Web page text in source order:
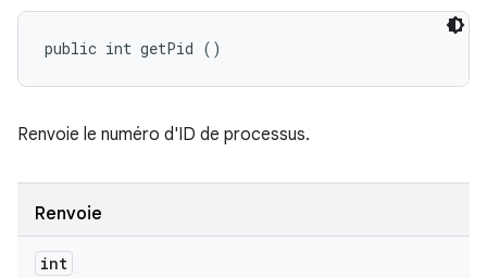
public int getPid ()
Renvoie le numéro d'ID de processus.
Renvoie
int